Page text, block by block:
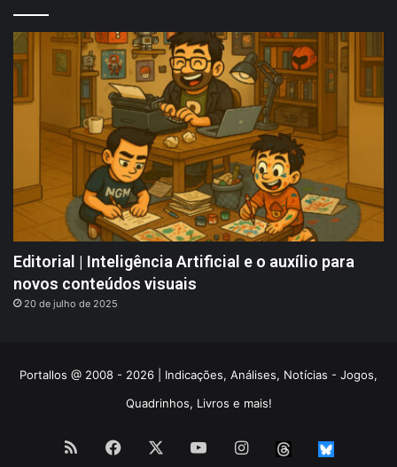
Editorial | Inteligência Artificial e o auxílio para
novos conteúdos visuais
20 de julho de 2025
Portallos @ 2008 - 2026 | Indicações, Análises, Notícias - Jogos,
Quadrinhos, Livros e mais!
RSS Facebook YouTubeInstagramThreads